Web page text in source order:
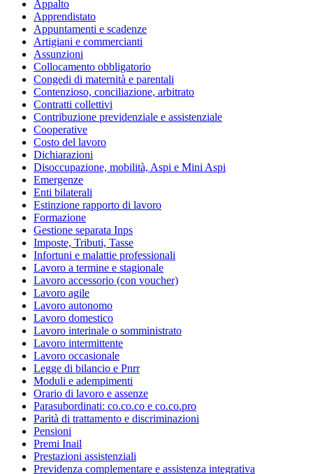
Appalto
Apprendistato
Appuntamenti e scadenze
Artigiani e commercianti
Assunzioni
Collocamento obbligatorio
Congedi di maternità e parentali
Contenzioso, conciliazione, arbitrato
Contratti collettivi
Contribuzione previdenziale e assistenziale
Cooperative
Costo del lavoro
Dichiarazioni
Disoccupazione, mobilità, Aspi e Mini Aspi
Emergenze
Enti bilaterali
Estinzione rapporto di lavoro
Formazione
Gestione separata Inps
Imposte, Tributi, Tasse
Infortuni e malattie professionali
Lavoro a termine e stagionale
Lavoro accessorio (con voucher)
Lavoro agile
Lavoro autonomo
Lavoro domestico
Lavoro interinale o somministrato
Lavoro intermittente
Lavoro occasionale
Legge di bilancio e Pnrr
Moduli e adempimenti
Orario di lavoro e assenze
Parasubordinati: co.co.co e co.co.pro
Parità di trattamento e discriminazioni
Pensioni
Premi Inail
Prestazioni assistenziali
Previdenza complementare e assistenza integrativa